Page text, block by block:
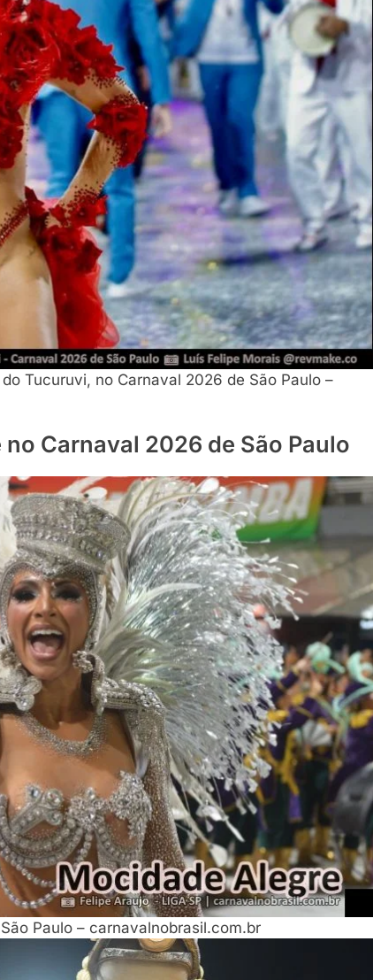
Tucuruvi, no Carnaval 2026 de São Paulo –
Carnaval 2026 de São Paulo
Paulo – carnavalnobrasil.com.br